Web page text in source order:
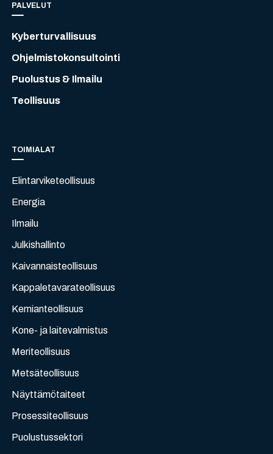
PALVELUT
Kyberturvallisuus
Ohjelmistokonsultointi
Puolustus & Ilmailu
Teollisuus
TOIMIALAT
Elintarviketeollisuus
Energia
Ilmailu
Julkishallinto
Kaivannaisteollisuus
Kappaletavarateollisuus
Kemianteollisuus
Kone- ja laitevalmistus
Meriteollisuus
Metsäteollisuus
Näyttämötaiteet
Prosessiteollisuus
Puolustussektori